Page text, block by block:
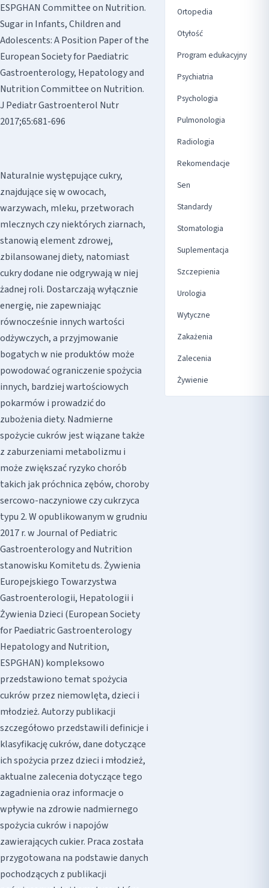
ESPGHAN Committee on Nutrition.
Sugar in Infants, Children and
Adolescents: A Position Paper of the
European Society for Paediatric
Gastroenterology, Hepatology and
Nutrition Committee on Nutrition.
J Pediatr Gastroenterol Nutr
2017;65:681-696
Naturalnie występujące cukry,
znajdujące się w owocach,
warzywach, mleku, przetworach
mlecznych czy niektórych ziarnach,
stanowią element zdrowej,
zbilansowanej diety, natomiast
cukry dodane nie odgrywają w niej
żadnej roli. Dostarczają wyłącznie
energię, nie zapewniając
równocześnie innych wartości
odżywczych, a przyjmowanie
bogatych w nie produktów może
powodować ograniczenie spożycia
innych, bardziej wartościowych
pokarmów i prowadzić do
zubożenia diety. Nadmierne
spożycie cukrów jest wiązane także
z zaburzeniami metabolizmu i
może zwiększać ryzyko chorób
takich jak próchnica zębów, choroby
sercowo-naczyniowe czy cukrzyca
typu 2. W opublikowanym w grudniu
2017 r. w Journal of Pediatric
Gastroenterology and Nutrition
stanowisku Komitetu ds. Żywienia
Europejskiego Towarzystwa
Gastroenterologii, Hepatologii i
Żywienia Dzieci (European Society
for Paediatric Gastroenterology
Hepatology and Nutrition,
ESPGHAN) kompleksowo
przedstawiono temat spożycia
cukrów przez niemowlęta, dzieci i
młodzież. Autorzy publikacji
szczegółowo przedstawili definicje i
klasyfikację cukrów, dane dotyczące
ich spożycia przez dzieci i młodzież,
aktualne zalecenia dotyczące tego
zagadnienia oraz informacje o
wpływie na zdrowie nadmiernego
spożycia cukrów i napojów
zawierających cukier. Praca została
przygotowana na podstawie danych
pochodzących z publikacji
Ortopedia
Otyłość
Program edukacyjny
Psychiatria
Psychologia
Pulmonologia
Radiologia
Rekomendacje
Sen
Standardy
Stomatologia
Suplementacja
Szczepienia
Urologia
Wytyczne
Zakażenia
Zalecenia
Żywienie